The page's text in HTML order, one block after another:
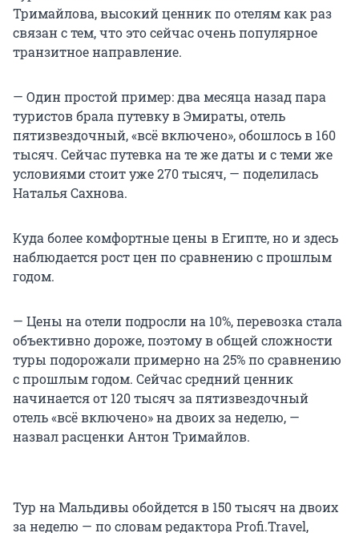
Тримайлова, высокий ценник по отелям как раз
связан с тем, что это сейчас очень популярное
транзитное направление.
— Один простой пример: два месяца назад пара
туристов брала путевку в Эмираты, отель
пятизвездочный, «всё включено», обошлось в 160
тысяч. Сейчас путевка на те же даты и с теми же
условиями стоит уже 270 тысяч, — поделилась
Наталья Сахнова.
Куда более комфортные цены в Египте, но и здесь
наблюдается рост цен по сравнению с прошлым
годом.
— Цены на отели подросли на 10%, перевозка стала
объективно дороже, поэтому в общей сложности
туры подорожали примерно на 25% по сравнению
с прошлым годом. Сейчас средний ценник
начинается от 120 тысяч за пятизвездочный
отель «всё включено» на двоих за неделю, —
назвал расценки Антон Тримайлов.
Тур на Мальдивы обойдется в 150 тысяч на двоих
за неделю — по словам редактора Profi.Travel,